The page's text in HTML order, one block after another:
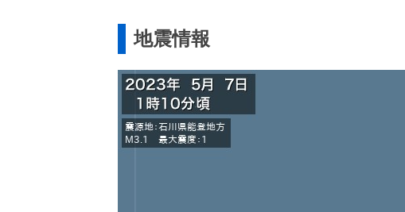
地震情報